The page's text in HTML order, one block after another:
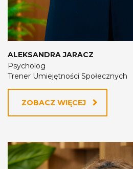
ALEKSANDRA JARACZ
Psycholog
Trener Umiejętności Społecznych
ZOBACZ WIĘCEJ